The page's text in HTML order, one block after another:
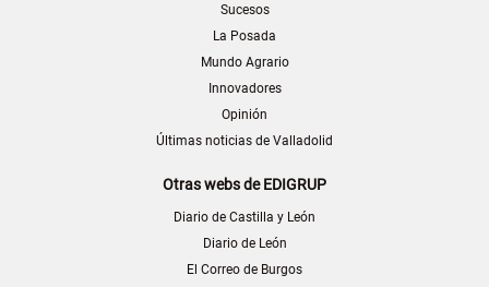
Sucesos
La Posada
Mundo Agrario
Innovadores
Opinión
Últimas noticias de Valladolid
Otras webs de EDIGRUP
Diario de Castilla y León
Diario de León
El Correo de Burgos